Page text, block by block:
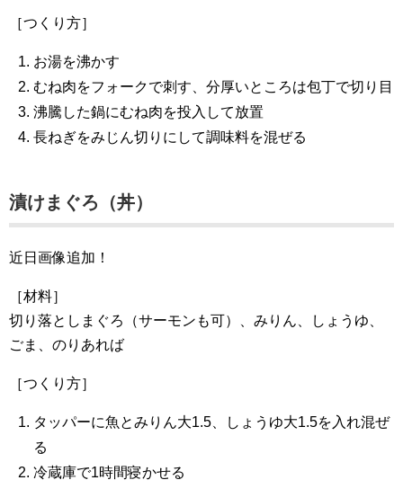
［つくり方］
お湯を沸かす
むね肉をフォークで刺す、分厚いところは包丁で切り目
沸騰した鍋にむね肉を投入して放置
長ねぎをみじん切りにして調味料を混ぜる
漬けまぐろ（丼）
近日画像追加！
［材料］
切り落としまぐろ（サーモンも可）、みりん、しょうゆ、
ごま、のりあれば
［つくり方］
タッパーに魚とみりん大1.5、しょうゆ大1.5を入れ混ぜ
る
冷蔵庫で1時間寝かせる